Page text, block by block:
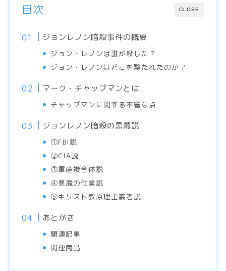
CLOSE
目次
ジョンレノン暗殺事件の概要
ジョン・レノンは誰が殺した？
ジョン・レノンはどこを撃たれたのか？
マーク・チャップマンとは
チャップマンに関する不審な点
ジョンレノン暗殺の黒幕説
①FBI説
②CIA説
③軍産複合体説
④悪魔の仕業説
⑤キリスト教原理主義者説
あとがき
関連記事
関連商品